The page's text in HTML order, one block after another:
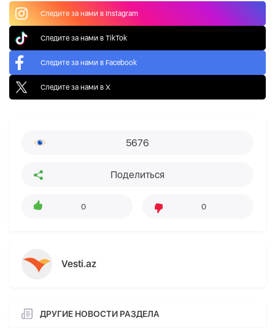
Следите за нами в Instagram
Следите за нами в TikTok
Следите за нами в Facebook
Следите за нами в X
5676
Поделиться
0 0
Vesti.az
ДРУГИЕ НОВОСТИ РАЗДЕЛА